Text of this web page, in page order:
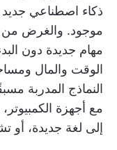
ذكاء اصطناعي
موجود. والغرض من
مهام جديدة دون
الوقت والمال
النماذج المدربة
مع أجهزة
إلى لغة جديدة، أو